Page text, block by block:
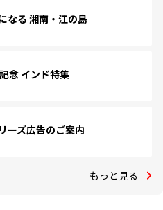
なる 湘南・江の島
念 インド特集
ーズ広告のご案内
もっと見る